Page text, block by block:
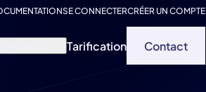
SE CONNECTERCRÉER UN COMPTE
Tarification Contact